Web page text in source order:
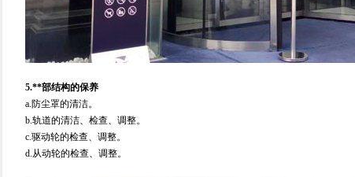
5.**部结构的保养
a.防尘罩的清洁。
b.轨道的清洁、检查、调整。
c.驱动轮的检查、调整。
d.从动轮的检查、调整。